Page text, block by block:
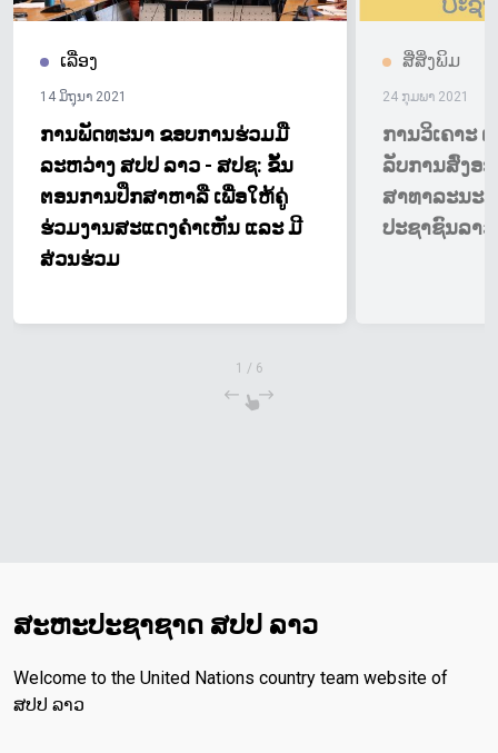
ເລື່ອງ
14 ມິຖຸນາ 2021
ການພັດທະນາ ຂອບການຮ່ວມມື
ລະຫວ່າງ ສປປ ລາວ - ສປຊ: ຂັ້ນ
ຕອນການປຶກສາຫາລື ເພື່ອໃຫ້ຄູ່
ຮ່ວມງານສະແດງຄຳເຫັນ ແລະ ມີ
ສ່ວນຮ່ວມ
ສື່ສິ່ງພິມ
24 ກຸມພາ 2021
ການວິເຄາະ
ລັບການສົ່ງອ
ສາທາລະນະ
ປະຊາຊົນລາວ
1 / 6
ສະ​ຫະ​ປະ​ຊາ​ຊາດ ສປປ ລາວ
Welcome to the United Nations country team website of
ສປປ ລາວ